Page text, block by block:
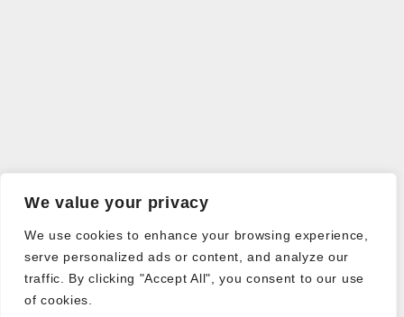
We value your privacy
We use cookies to enhance your browsing experience,
serve personalized ads or content, and analyze our
traffic. By clicking "Accept All", you consent to our use
of cookies.